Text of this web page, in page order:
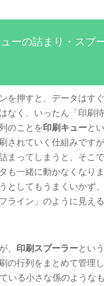
ーの詰まり・スプ
を押すと、データはす
なく、いったん「印刷待
のことを印刷キューと
されていく仕組みです
まってしまうと、そこ
も一緒に動かなくなり
としてもうまくいかず
ライン」のように見え
、 印刷スプーラーとい
の行列をまとめて管理し
いる小さな係のような